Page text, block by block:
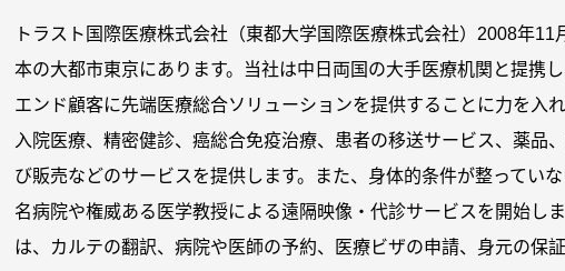
トラスト 国際医療株式会社（東都大学国際医療株式会社）2008年11
本の大都市東京にあります。当社は中日両国の大手医療机関と提携
エンド顧客に先端医療総合ソリューションを提供することに力を入
入院医療、精密健診、癌総合免疫治療、患者の移送サービス、薬品
び販売などのサービスを提供します。また、身体的条件が整ってい
名病院や権威ある医学教授による遠隔映像・代診サービスを開始し
は、カルテの翻訳、病院や医師の予約、医療ビザの申請、身元の保